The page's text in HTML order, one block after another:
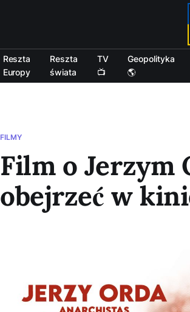
Reszta
Europy
Reszta
świata
TV
📺
Geopolityka
🌎
FILMY
Film o Jerzym
obejrzeć w